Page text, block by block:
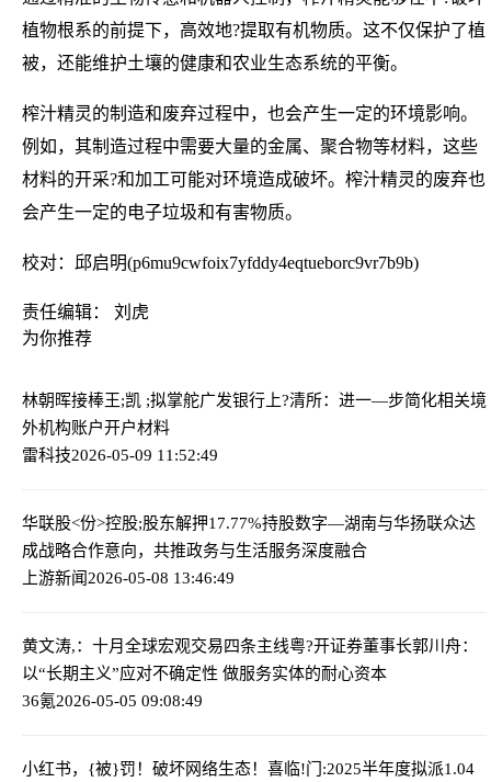
植物根系的前提下，高效地?提取有机物质。这不仅保护了植
被，还能维护土壤的健康和农业生态系统的平衡。
榨汁精灵的制造和废弃过程中，也会产生一定的环境影响。
例如，其制造过程中需要大量的金属、聚合物等材料，这些
材料的开采?和加工可能对环境造成破坏。榨汁精灵的废弃也
会产生一定的电子垃圾和有害物质。
校对：邱启明(p6mu9cwfoix7yfddy4eqtueborc9vr7b9b)
责任编辑： 刘虎
为你推荐
林朝晖接棒王;凯 ;拟掌舵广发银行 上?清所：进一—步简化相关境
外机构账户开户材料
雷科技2026-05-09 11:52:49
华联股<份>控股;股东解押17.77%持股数字—湖南与华扬联众达
成战略合作意向，共推政务与生活服务深度融合
上游新闻2026-05-08 13:46:49
黄文涛,：十月全球宏观交易四条主线粤?开证券董事长郭川舟：
以“长期主义”应对不确定性 做服务实体的耐心资本
36氪2026-05-05 09:08:49
小红书，{被}罚！破坏网络生态！ 喜临!门:2025半年度拟派1.04